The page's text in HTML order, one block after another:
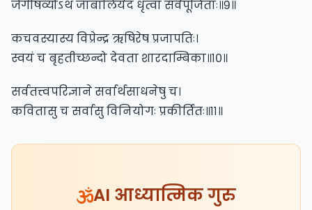
जैगीषव्योऽथ जाबालिर्यद धृत्वा सर्वपूजिताः॥९॥
कचवस्यास्य विप्रेन्द्र ऋषिरेष प्रजापतिः।
स्वयं च बृहतीच्छन्दो देवता शारदाम्बिका॥१०॥
सर्वतत्त्वपरिज्ञाने सर्वार्थसाधनेषु च।
कवितासु च सर्वासु विनियोगः प्रकीर्तितः॥११॥
AI आध्यात्मिक गुरु